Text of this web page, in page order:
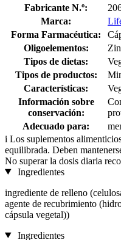
Fabricante N.º:
Marca:
Forma Farmacéutica:
Oligoelementos:
Tipos de dietas:
Tipos de productos:
Características:
Información sobre
conservación:
Adecuado para:
i Los suplementos
equilibrada. Deben
No superar la dosis diaria
Ingredientes
ingrediente de relleno
agente de recubrimiento
cápsula vegetal))
Ingredientes